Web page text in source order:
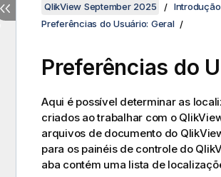
QlikView September 2025
Preferências do Usuário: Geral
Preferências do
Aqui é possível determinar as
criados ao trabalhar com o
arquivos de documento do
para os painéis de controle do
aba contém uma lista de